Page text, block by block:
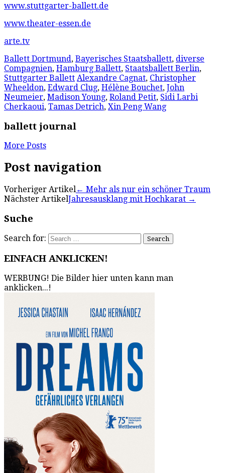
www.stuttgarter-ballett.de
www.theater-essen.de
arte.tv
Ballett Dortmund, Bayerisches Staatsballett, diverse
Compagnien, Hamburg Ballett, Staatsballett Berlin,
Stuttgarter Ballett Alexandre Cagnat, Christopher
Wheeldon, Edward Clug, Hélène Bouchet, John
Neumeier, Madison Young, Roland Petit, Sidi Larbi
Cherkaoui, Tamas Detrich, Xin Peng Wang
ballett journal
More Posts
Post navigation
Vorheriger Artikel← Mehr als nur ein schöner Traum
Nächster ArtikelJahresausklang mit Hochkarat →
Suche
Search for:
EINFACH ANKLICKEN!
WERBUNG! Die Bilder hier unten kann man
anklicken...!